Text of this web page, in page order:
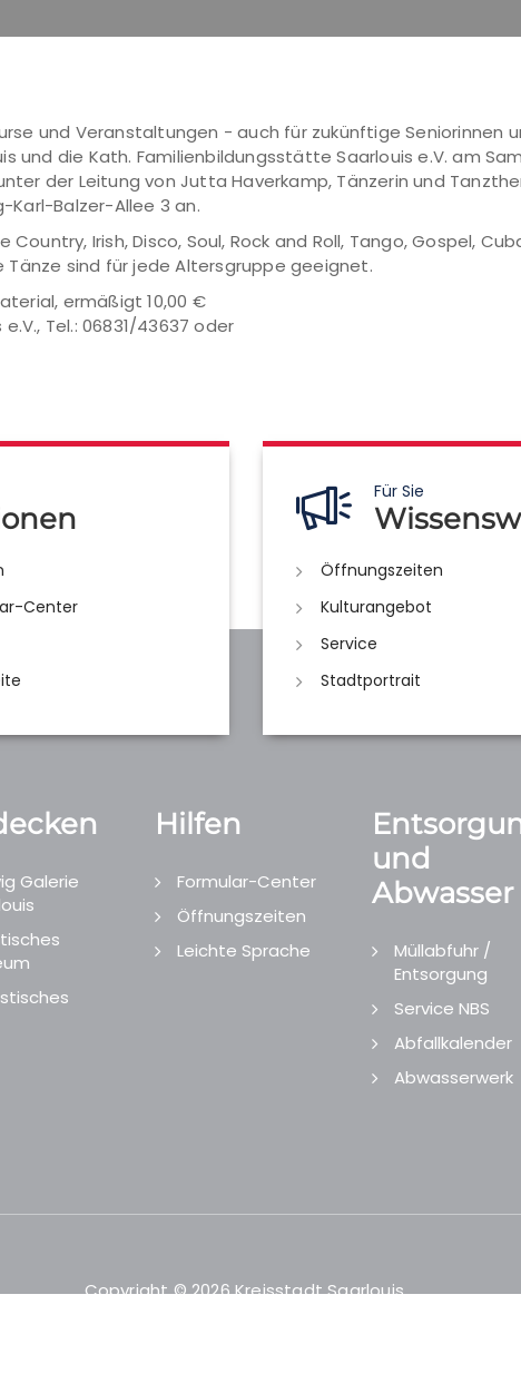
und Veranstaltungen - auch für zukünftige Seniorinnen
die Kath. Familienbildungsstätte Saarlouis e.V. am
der Leitung von Jutta Haverkamp, Tänzerin und
Karl-Balzer-Allee 3 an.
Country, Irish, Disco, Soul, Rock and Roll, Tango, Gospel,
Tänze sind für jede Altersgruppe geeignet.
ermäßigt 10,00 €
Tel.: 06831/43637 oder
Center
Für Sie
Öffnungszeiten
Kulturangebot
Service
Stadtportrait
Galerie
Hilfen
Formular-Center
Öffnungszeiten
Leichte Sprache
und
Abwasser
Müllabfuhr /
Entsorgung
Service NBS
Abfallkalender
Abwasserwerk
Copyright © 2026 Kreisstadt Saarlouis.